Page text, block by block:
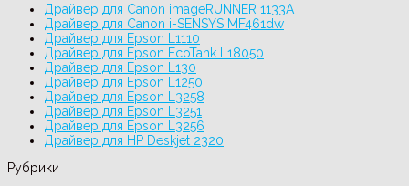
Драйвер для Canon imageRUNNER 1133A
Драйвер для Canon i-SENSYS MF461dw
Драйвер для Epson L1110
Драйвер для Epson EcoTank L18050
Драйвер для Epson L130
Драйвер для Epson L1250
Драйвер для Epson L3258
Драйвер для Epson L3251
Драйвер для Epson L3256
Драйвер для HP Deskjet 2320
Рубрики